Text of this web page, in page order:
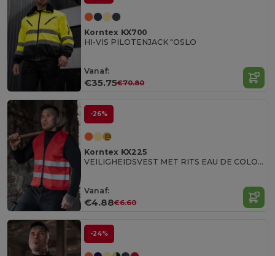
Korntex KX700
HI-VIS PILOTENJACK "OSLO
Vanaf:
€35.75€70.80
-26%
Korntex KX225
VEILIGHEIDSVEST MET RITS EAU DE COLOGNE
Vanaf:
€4.88€6.60
-24%